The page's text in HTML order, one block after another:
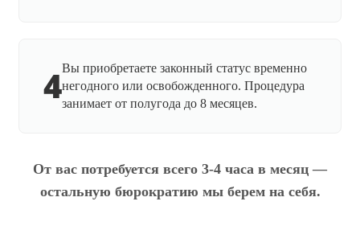
4Вы приобретаете законный статус временно
негодного или освобожденного. Процедура
занимает от полугода до 8 месяцев.
От вас потребуется всего 3-4 часа в месяц —
остальную бюрократию мы берем на себя.